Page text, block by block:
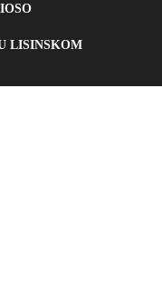
LISINSKOM